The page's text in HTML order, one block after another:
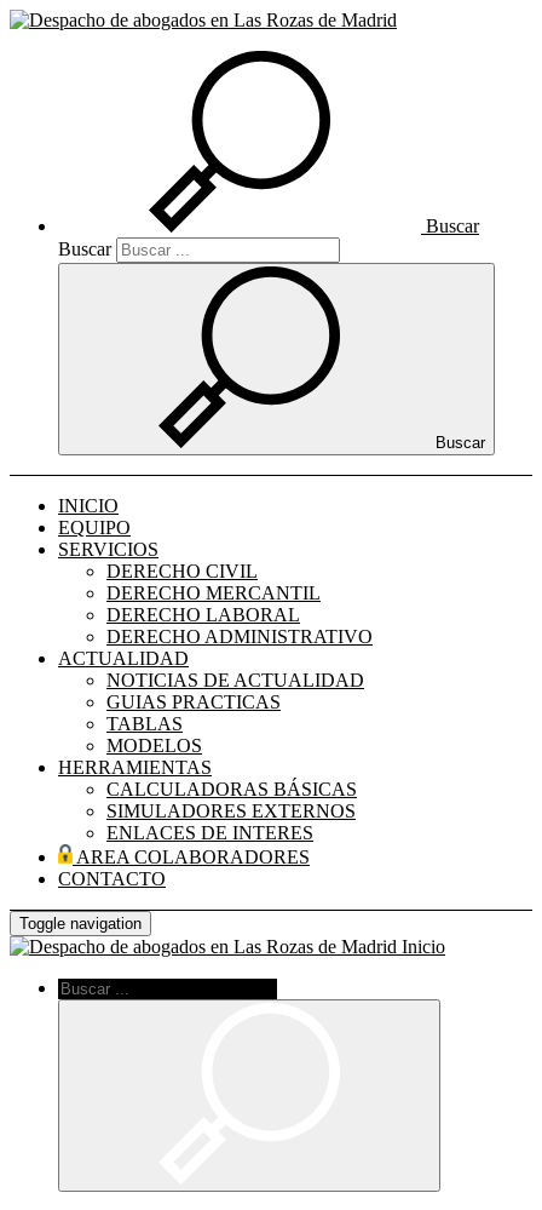
Buscar
Buscar
Buscar
INICIO
EQUIPO
SERVICIOS
DERECHO CIVIL
DERECHO MERCANTIL
DERECHO LABORAL
DERECHO ADMINISTRATIVO
ACTUALIDAD
NOTICIAS DE ACTUALIDAD
GUIAS PRACTICAS
TABLAS
MODELOS
HERRAMIENTAS
CALCULADORAS BÁSICAS
SIMULADORES EXTERNOS
ENLACES DE INTERES
AREA COLABORADORES
CONTACTO
Toggle navigation
Inicio